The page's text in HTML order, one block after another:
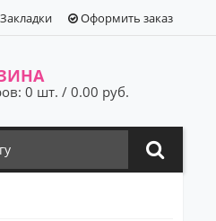
Закладки Оформить заказ
0 шт. / 0.00 руб.